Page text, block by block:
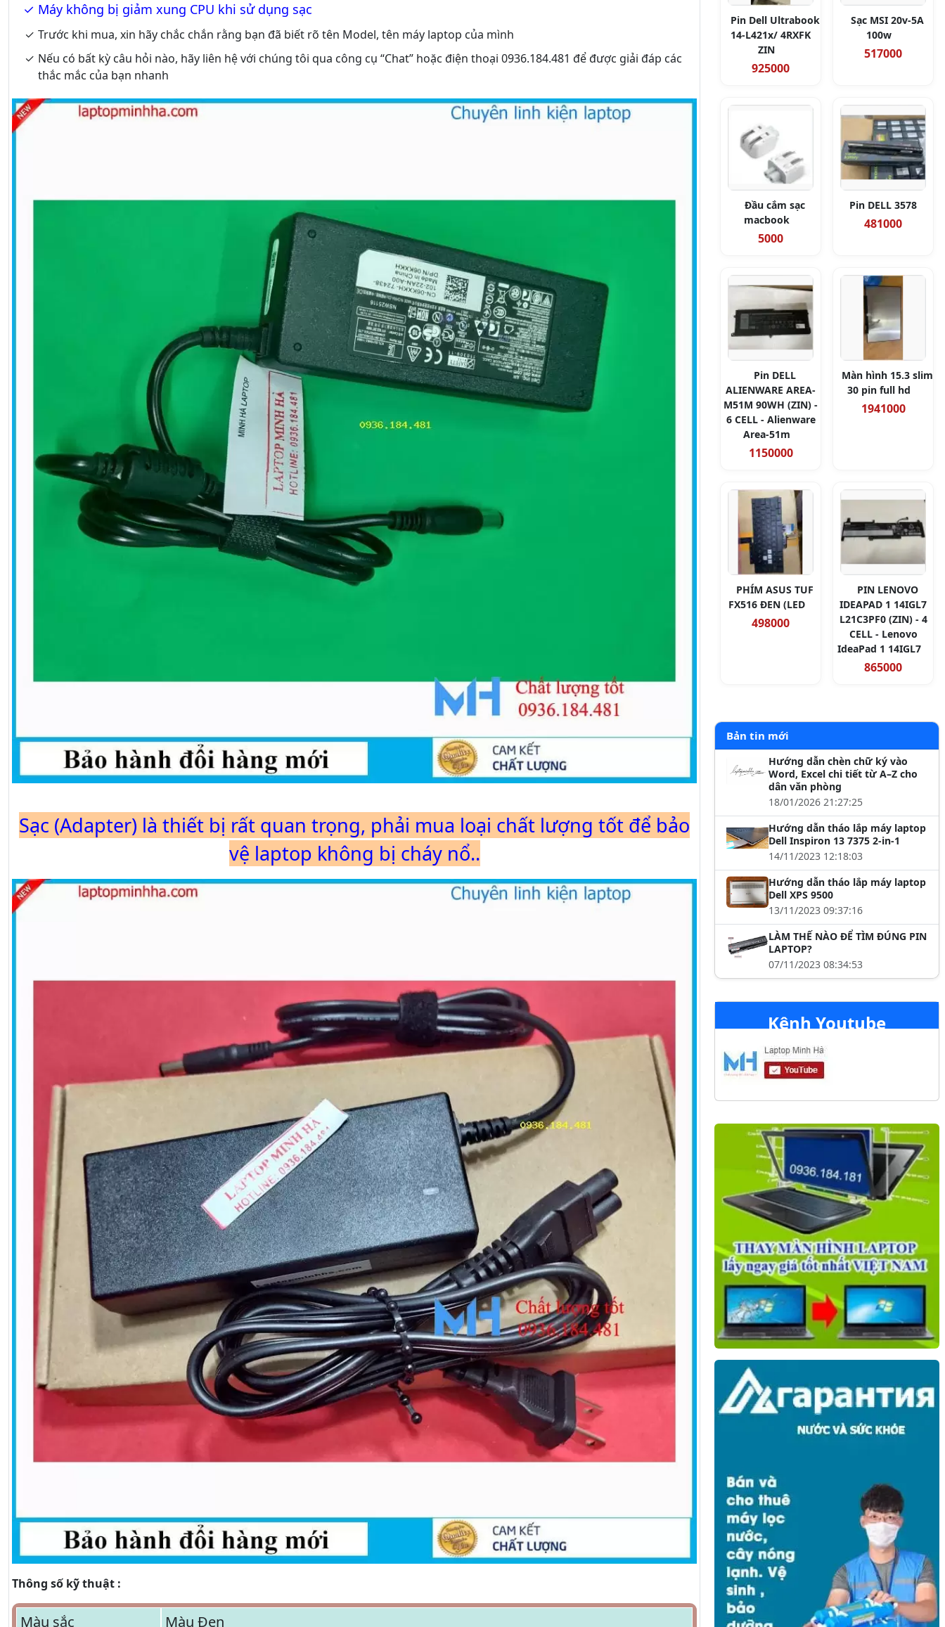
Máy không bị giảm xung CPU khi sử dụng sạc
Trước khi mua, xin hãy chắc chắn rằng bạn đã biết rõ tên Model, tên máy laptop của mình
Nếu có bất kỳ câu hỏi nào, hãy liên hệ với chúng tôi qua công cụ “Chat” hoặc điện thoại 0936.184.481 để được giải đáp các
thắc mắc của bạn nhanh
Sạc (Adapter) là thiết bị rất quan trọng, phải mua loại chất lượng tốt để bảo
vệ laptop không bị cháy nổ..
Thông số kỹ thuật :
Màu sắc Màu Đen
Pin Dell Ultrabook
14-L421x/ 4RXFK
ZIN
925000
Sạc MSI 20v-5A
100w
517000
Đầu cắm sạc
macbook
5000
Pin DELL 3578
481000
Pin DELL
ALIENWARE AREA-
M51M 90WH (ZIN) -
6 CELL - Alienware
Area-51m
1150000
Màn hình 15.3 slim
30 pin full hd
1941000
PHÍM ASUS TUF
FX516 ĐEN (LED
498000
PIN LENOVO
IDEAPAD 1 14IGL7
L21C3PF0 (ZIN) - 4
CELL - Lenovo
IdeaPad 1 14IGL7
865000
Bản tin mới
Hướng dẫn chèn chữ ký vào
Word, Excel chi tiết từ A–Z cho
dân văn phòng
18/01/2026 21:27:25
Hướng dẫn tháo lắp máy laptop
Dell Inspiron 13 7375 2-in-1
14/11/2023 12:18:03
Hướng dẫn tháo lắp máy laptop
Dell XPS 9500
13/11/2023 09:37:16
LÀM THẾ NÀO ĐỂ TÌM ĐÚNG PIN
LAPTOP?
07/11/2023 08:34:53
Kênh Youtube